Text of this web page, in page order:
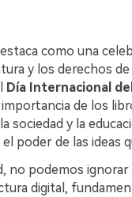
TI
Windows
Mac
Android
como una
y los derechos
Día Internacional
de los
sociedad y la
poder de las ideas
no podemos ignorar
digital,